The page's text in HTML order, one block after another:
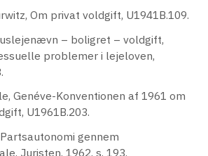
Om privat voldgift, U1941B.109.
– boligret – voldgift,
problemer i lejeloven,
Genéve-Konventionen af 1961 om
U1961B.203.
gennem
Juristen, 1962, s. 193.